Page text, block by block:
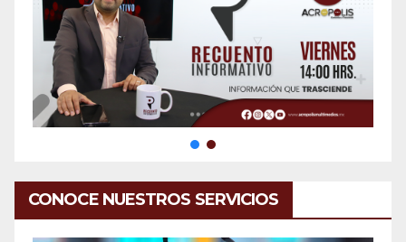
CONOCE NUESTROS SERVICIOS